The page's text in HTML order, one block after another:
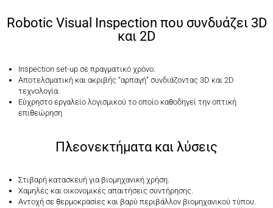
Robotic Visual Inspection που συνδυάζει 3D
και 2D
Inspection set-up σε πραγματικό χρόνο.
Αποτελσματική και ακριβής “αρπαγή” συνδιάζοντας 3D και 2D
τεχνολογία.
Εύχρηστο εργαλείο λογισμικού το οποίο καθοδηγεί την οπτική
επιθεώρηση
Πλεονεκτήματα και λύσεις
Στιβαρή κατασκευή για βιομηχανική χρήση.
Χαμηλές και οικονομικές απαιτήσεις συντήρησης.
Αντοχή σε θερμοκρασίες και βαρύ περιβάλλον βιομηχανικού τύπου.